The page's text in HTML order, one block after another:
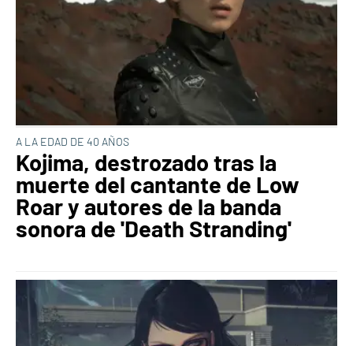
A LA EDAD DE 40 AÑOS
Kojima, destrozado tras la
muerte del cantante de Low
Roar y autores de la banda
sonora de 'Death Stranding'